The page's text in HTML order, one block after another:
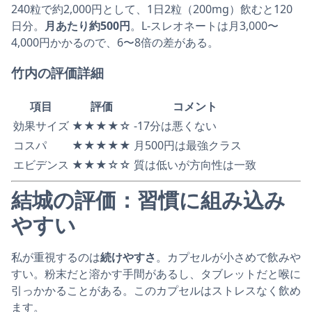
240粒で約2,000円として、1日2粒（200mg）飲むと120
日分。 月あたり約500円。L-スレオネートは月3,000〜
4,000円かかるので、6〜8倍の差がある。
竹内の評価詳細
項目 評価
コメント
効果サイズ ★★★★☆ -17分は悪くない
コスパ
★★★★★ 月500円は最強クラス
エビデンス ★★★☆☆ 質は低いが方向性は一致
結城の評価：習慣に組み込み
やすい
私が重視するのは続けやすさ。カプセルが小さめで飲みや
すい。粉末だと溶かす手間があるし、タブレットだと喉に
引っかかることがある。このカプセルはストレスなく飲め
ます。